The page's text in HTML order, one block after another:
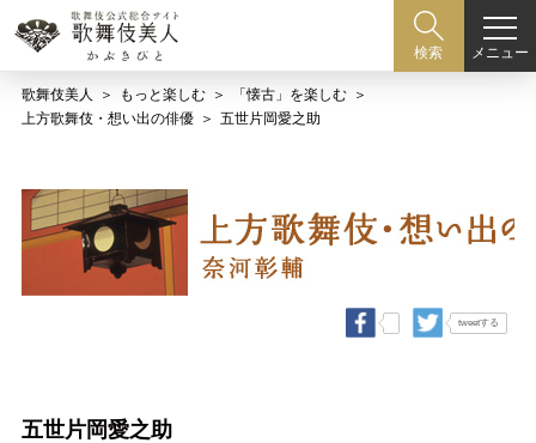
検索 メニュー
歌舞伎美人 もっと楽しむ
「懐古」を楽しむ
上方歌舞伎・想い出の俳優
五世片岡愛之助
tweetする
五世片岡愛之助